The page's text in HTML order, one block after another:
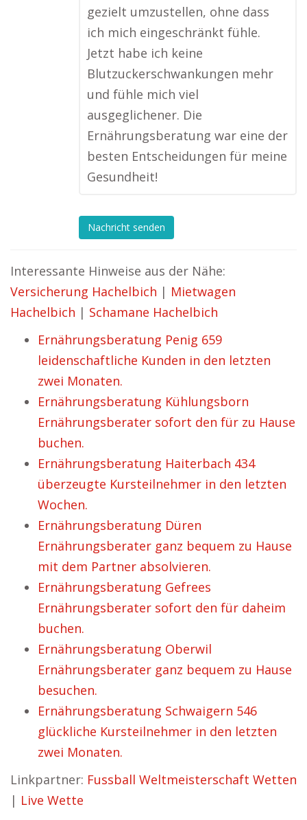
gezielt umzustellen, ohne dass
ich mich eingeschränkt fühle.
Jetzt habe ich keine
Blutzuckerschwankungen mehr
und fühle mich viel
ausgeglichener. Die
Ernährungsberatung war eine der
besten Entscheidungen für meine
Gesundheit!
Nachricht senden
Interessante Hinweise aus der Nähe:
Versicherung Hachelbich | Mietwagen
Hachelbich | Schamane Hachelbich
Ernährungsberatung Penig 659
leidenschaftliche Kunden in den letzten
zwei Monaten.
Ernährungsberatung Kühlungsborn
Ernährungsberater sofort den für zu Hause
buchen.
Ernährungsberatung Haiterbach 434
überzeugte Kursteilnehmer in den letzten
Wochen.
Ernährungsberatung Düren
Ernährungsberater ganz bequem zu Hause
mit dem Partner absolvieren.
Ernährungsberatung Gefrees
Ernährungsberater sofort den für daheim
buchen.
Ernährungsberatung Oberwil
Ernährungsberater ganz bequem zu Hause
besuchen.
Ernährungsberatung Schwaigern 546
glückliche Kursteilnehmer in den letzten
zwei Monaten.
Linkpartner: Fussball Weltmeisterschaft Wetten
| Live Wette